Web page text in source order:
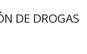
DE DROGAS